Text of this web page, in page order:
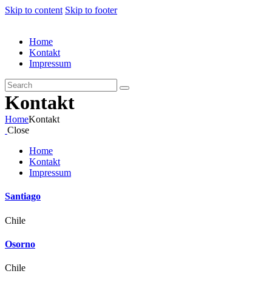
Skip to content Skip to footer
Home
Kontakt
Impressum
Kontakt
HomeKontakt
Close
Home
Kontakt
Impressum
Santiago
Chile
Osorno
Chile